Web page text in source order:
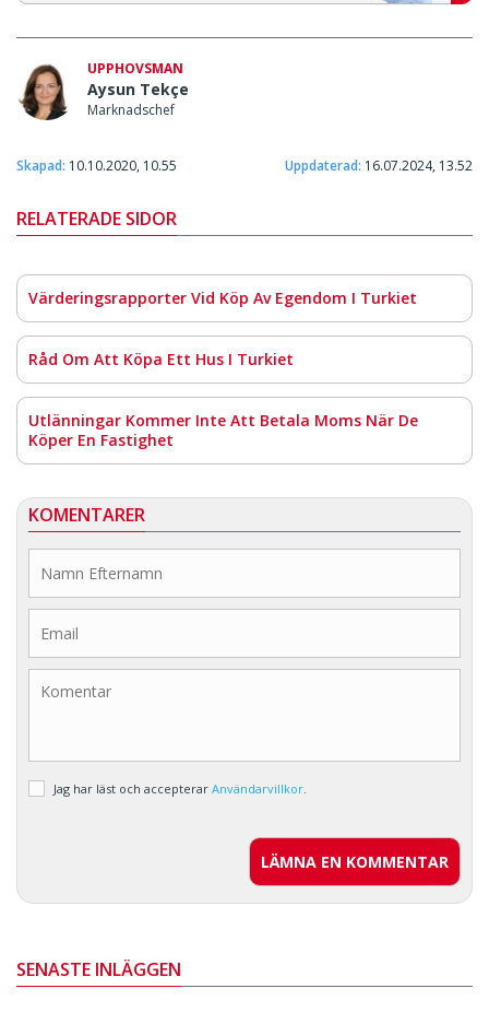
UPPHOVSMAN
Aysun Tekçe
Marknadschef
Skapad: 10.10.2020, 10.55 Uppdaterad: 16.07.2024, 13.52
RELATERADE SIDOR
Värderingsrapporter Vid Köp Av Egendom I Turkiet
Råd Om Att Köpa Ett Hus I Turkiet
Utlänningar Kommer Inte Att Betala Moms När De
Köper En Fastighet
KOMENTARER
Jag har läst och accepterar Användarvillkor.
LÄMNA EN KOMMENTAR
SENASTE INLÄGGEN